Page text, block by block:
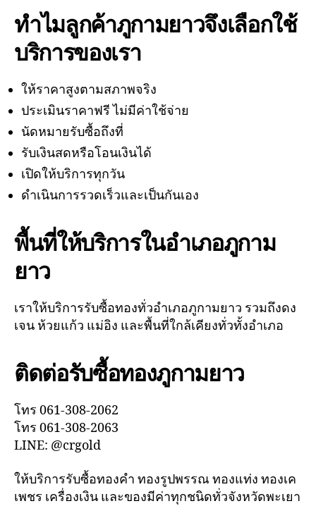
ทำไมลูกค้าภูกามยาวจึงเลือกใช้
บริการของเรา
ให้ราคาสูงตามสภาพจริง
ประเมินราคาฟรี ไม่มีค่าใช้จ่าย
นัดหมายรับซื้อถึงที่
รับเงินสดหรือโอนเงินได้
เปิดให้บริการทุกวัน
ดำเนินการรวดเร็วและเป็นกันเอง
พื้นที่ให้บริการในอำเภอภูกาม
ยาว
เราให้บริการรับซื้อทองทั่วอำเภอภูกามยาว รวมถึงดง
เจน ห้วยแก้ว แม่อิง และพื้นที่ใกล้เคียงทั่วทั้งอำเภอ
ติดต่อรับซื้อทองภูกามยาว
โทร 061-308-2062
โทร 061-308-2063
LINE: @crgold
ให้บริการรับซื้อทองคำ ทองรูปพรรณ ทองแท่ง ทองเค
เพชร เครื่องเงิน และของมีค่าทุกชนิดทั่วจังหวัดพะเยา